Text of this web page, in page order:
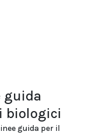
guida
biologici
guida per il